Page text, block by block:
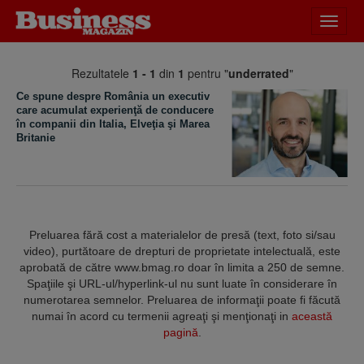
meniu
Rezultatele 1 - 1 din 1 pentru "underrated"
Ce spune despre România un executiv
care acumulat experienţă de conducere
în companii din Italia, Elveţia şi Marea
Britanie
Preluarea fără cost a materialelor de presă (text, foto si/sau
video), purtătoare de drepturi de proprietate intelectuală, este
aprobată de către www.bmag.ro doar în limita a 250 de semne.
Spaţiile şi URL-ul/hyperlink-ul nu sunt luate în considerare în
numerotarea semnelor. Preluarea de informaţii poate fi făcută
numai în acord cu termenii agreaţi şi menţionaţi in această
pagină